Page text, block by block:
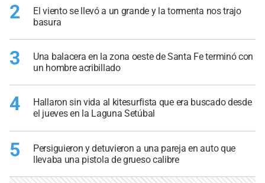
2
El viento se llevó a un grande y la tormenta nos trajo
basura
3
Una balacera en la zona oeste de Santa Fe terminó con
un hombre acribillado
4
Hallaron sin vida al kitesurfista que era buscado desde
el jueves en la Laguna Setúbal
5
Persiguieron y detuvieron a una pareja en auto que
llevaba una pistola de grueso calibre